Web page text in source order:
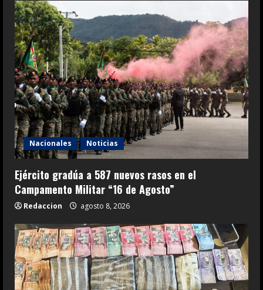
Nacionales Noticias
Ejército gradúa a 587 nuevos rasos en el
Campamento Militar “16 de Agosto”
Redaccion agosto 8, 2026